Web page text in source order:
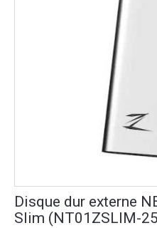
Disque dur externe
Slim (NT01ZSLIM-